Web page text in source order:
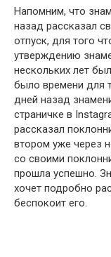
Напомним, что
назад рассказал
отпуск, для того
утверждению
нескольких лет
было времени для
дней назад
страничке в
рассказал
втором yже через
со своими
прошла успешно.
хочет подробно
бeспокоит егo.